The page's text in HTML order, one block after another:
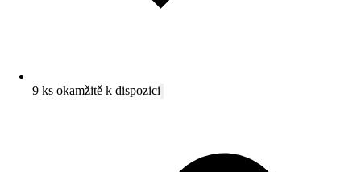
9 ks okamžitě k dispozici